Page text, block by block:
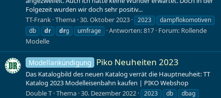
Folgezeit wurden wir doch sehr positiv...
TT-Frank Thema 30. Oktober 2023 2023
dampflokomotiven
db
dr drg umfrage Antworten: 817 Forum: Rollende
Modelle
Modellankündigung Piko Neuheiten 2023
Das Katalogbild des neuen Katalog verrät die Hauptneuheit: TT
Katalog 2023 Modelleisenbahn kaufen | PIKO Webshop
Double T Thema 30. Dezember 2022 2023 db
dbag